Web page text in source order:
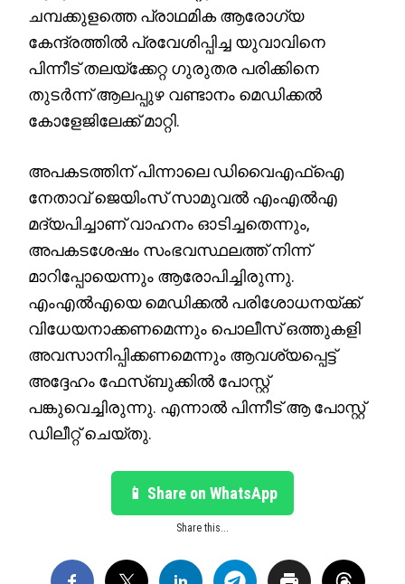
ചമ്പക്കുളത്തെ പ്രാഥമിക ആരോഗ്യ
കേന്ദ്രത്തിൽ പ്രവേശിപ്പിച്ച യുവാവിനെ
പിന്നീട് തലയ്ക്കേറ്റ ഗുരുതര പരിക്കിനെ
തുടർന്ന് ആലപ്പുഴ വണ്ടാനം മെഡിക്കൽ
കോളേജിലേക്ക് മാറ്റി.
അപകടത്തിന് പിന്നാലെ ഡിവൈഎഫ്‌ഐ
നേതാവ് ജെയിംസ് സാമുവൽ എംഎൽഎ
മദ്യപിച്ചാണ് വാഹനം ഓടിച്ചതെന്നും,
അപകടശേഷം സംഭവസ്ഥലത്ത് നിന്ന്
മാറിപ്പോയെന്നും ആരോപിച്ചിരുന്നു.
എംഎൽഎയെ മെഡിക്കൽ പരിശോധനയ്ക്ക്
വിധേയനാക്കണമെന്നും പൊലീസ് ഒത്തുകളി
അവസാനിപ്പിക്കണമെന്നും ആവശ്യപ്പെട്ട്
അദ്ദേഹം ഫേസ്ബുക്കിൽ പോസ്റ്റ്
പങ്കുവെച്ചിരുന്നു. എന്നാൽ പിന്നീട് ആ പോസ്റ്റ്
ഡിലീറ്റ് ചെയ്തു.
📱 Share on WhatsApp
Share this...